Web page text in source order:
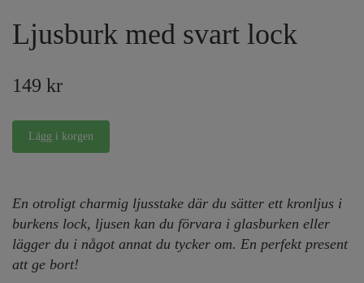
Ljusburk med svart lock
149 kr
En otroligt charmig ljusstake där du sätter ett kronljus i
burkens lock, ljusen kan du förvara i glasburken eller
lägger du i något annat du tycker om. En perfekt present
att ge bort!